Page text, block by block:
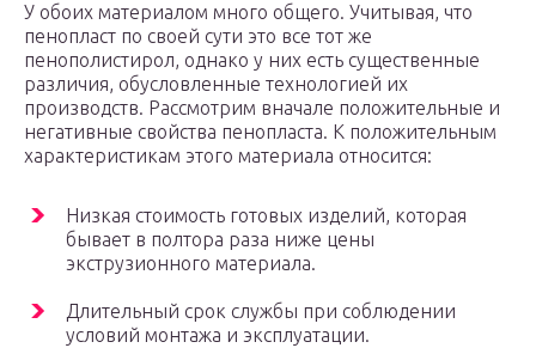
У обоих материалом много общего. Учитывая, что
пенопласт по своей сути это все тот же
пенополистирол, однако у них есть существенные
различия, обусловленные технологией их
производств. Рассмотрим вначале положительные и
негативные свойства пенопласта. К положительным
характеристикам этого материала относится:
Низкая стоимость готовых изделий, которая
бывает в полтора раза ниже цены
экструзионного материала.
Длительный срок службы при соблюдении
условий монтажа и эксплуатации.